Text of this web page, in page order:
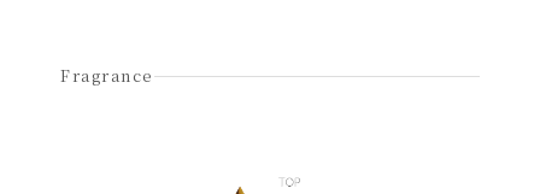
Fragrance